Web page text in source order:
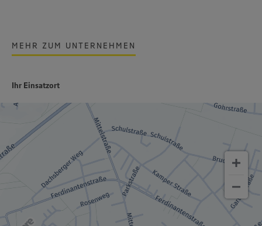
MEHR ZUM UNTERNEHMEN
Ihr Einsatzort